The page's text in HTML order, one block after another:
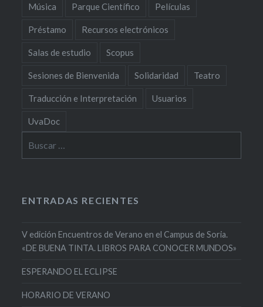
Música Parque Científico Películas
Préstamo Recursos electrónicos
Salas de estudio Scopus
Sesiones de Bienvenida Solidaridad Teatro
Traducción e Interpretación Usuarios
UvaDoc
ENTRADAS RECIENTES
V edición Encuentros de Verano en el Campus de Soria.
«DE BUENA TINTA. LIBROS PARA CONOCER MUNDOS»
ESPERANDO EL ECLIPSE
HORARIO DE VERANO